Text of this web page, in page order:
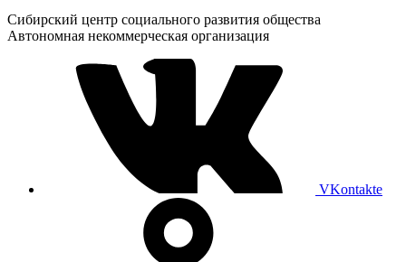
Сибирский центр социального развития общества
Автономная некоммерческая организация
VKontakte